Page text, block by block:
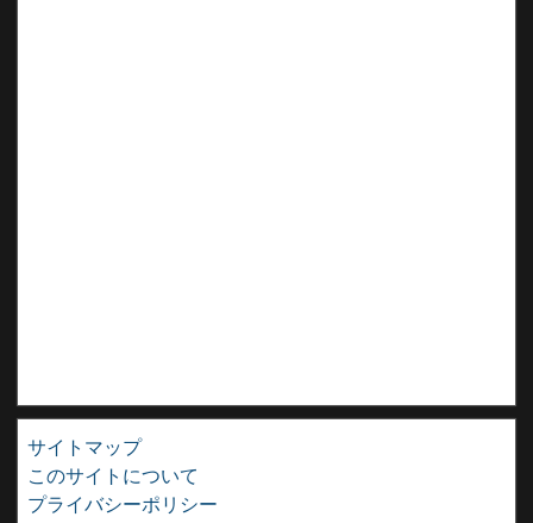
サイトマップ
このサイトについて
プライバシーポリシー